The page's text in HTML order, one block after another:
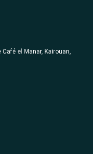
el Manar, Kairouan,